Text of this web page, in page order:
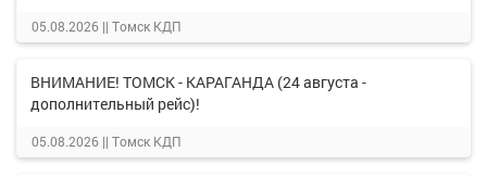
05.08.2026 || Томск КДП
ВНИМАНИЕ! ТОМСК - КАРАГАНДА (24 августа -
дополнительный рейс)!
05.08.2026 || Томск КДП